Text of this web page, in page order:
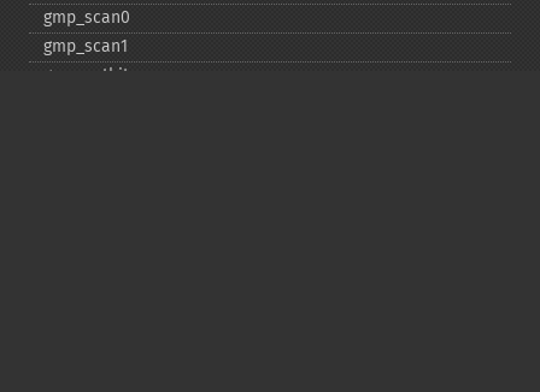
gmp_​scan0
gmp_​scan1
gmp_​setbit